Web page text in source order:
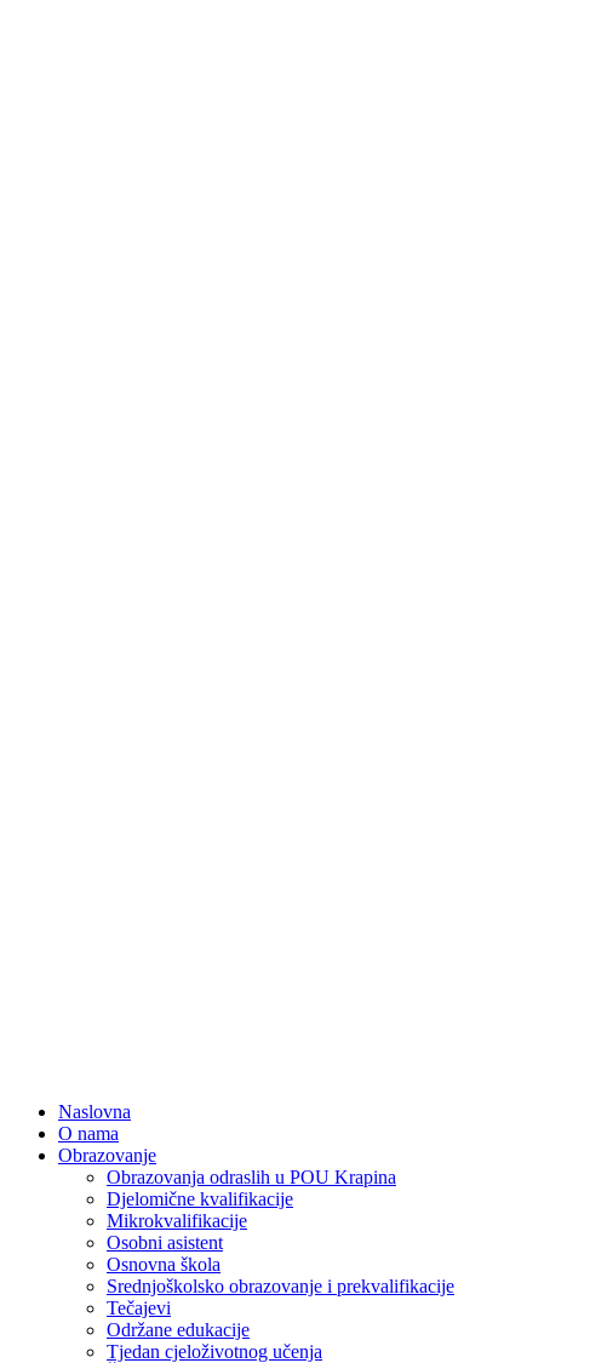
Naslovna
O nama
Obrazovanje
Obrazovanja odraslih u POU Krapina
Djelomične kvalifikacije
Mikrokvalifikacije
Osobni asistent
Osnovna škola
Srednjoškolsko obrazovanje i prekvalifikacije
Tečajevi
Održane edukacije
Tjedan cjeloživotnog učenja